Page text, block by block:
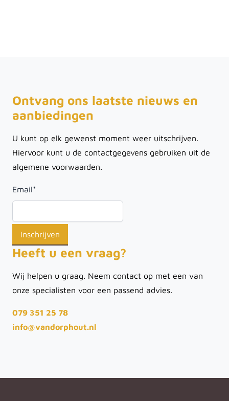
Ontvang ons laatste nieuws en
aanbiedingen
U kunt op elk gewenst moment weer uitschrijven.
Hiervoor kunt u de contactgegevens gebruiken uit de
algemene voorwaarden.
Email*
Heeft u een vraag?
Wij helpen u graag. Neem contact op met een van
onze specialisten voor een passend advies.
079 351 25 78
info@vandorphout.nl